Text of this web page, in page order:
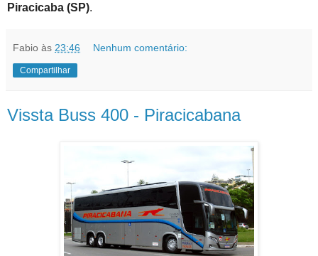
Piracicaba (SP).
Fabio às 23:46 Nenhum comentário:
Compartilhar
Vissta Buss 400 - Piracicabana